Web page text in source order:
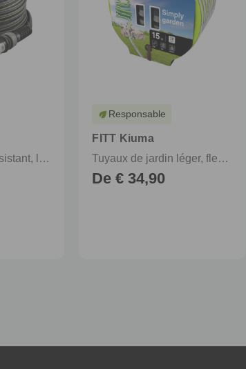
Tuyau de jardin résistant, léger et compact, avec raccords
ecoResponsable
FITT Kiuma
Tuyaux de jardin léger, flexible et résistant pour une utilisation quotidienne et intensive
De € 34,90